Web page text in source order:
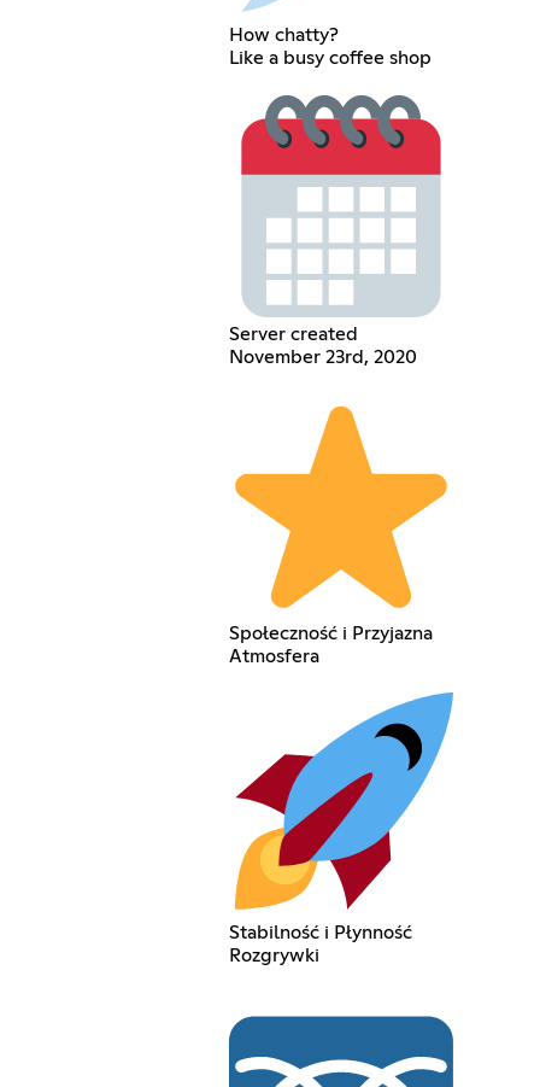
How chatty?
Like a busy coffee shop
Server created
November 23rd, 2020
Społeczność i Przyjazna
Atmosfera
Stabilność i Płynność
Rozgrywki